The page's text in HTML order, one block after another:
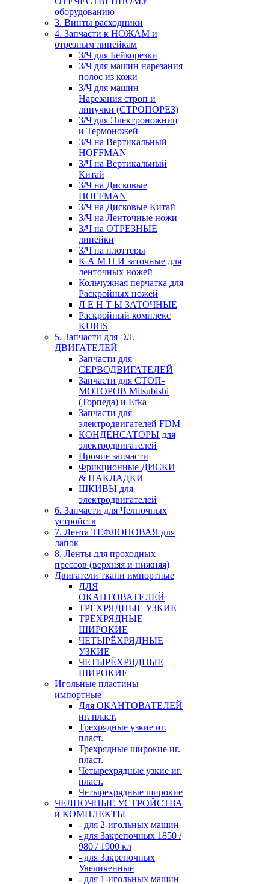
оборудованию
3. Винты расходники
4. Запчасти к НОЖАМ и
отрезным линейкам
З/Ч для Бейкорезки
З/Ч для машин нарезания
полос из кожи
З/Ч для машин
Нарезания строп и
липучки (СТРОПОРЕЗ)
З/Ч для Электроножниц
и Термоножей
З/Ч на Вертикальный
HOFFMAN
З/Ч на Вертикальный
Китай
З/Ч на Дисковые
HOFFMAN
З/Ч на Дисковые Китай
З/Ч на Ленточные ножи
З/Ч на ОТРЕЗНЫЕ
линейки
З/Ч на плоттеры
К А М Н И заточные для
ленточных ножей
Кольчужная перчатка для
Раскройных ножей
Л Е Н Т Ы ЗАТОЧНЫЕ
Раскройный комплекс
KURIS
5. Запчасти для ЭЛ.
ДВИГАТЕЛЕЙ
Запчасти для
СЕРВОДВИГАТЕЛЕЙ
Запчасти для СТОП-
МОТОРОВ Mitsubishi
(Торпеда) и Efka
Запчасти для
электродвигателей FDM
КОНДЕНСАТОРЫ для
электродвигателей
Прочие запчасти
Фрикционные ДИСКИ
& НАКЛАДКИ
ШКИВЫ для
электродвигателей
6. Запчасти для Челночных
устройств
7. Лента ТЕФЛОНОВАЯ для
лапок
8. Ленты для проходных
прессов (верхняя и нижняя)
Двигатели ткани импортные
ДЛЯ
ОКАНТОВАТЕЛЕЙ
ТРЁХРЯДНЫЕ УЗКИЕ
ТРЁХРЯДНЫЕ
ШИРОКИЕ
ЧЕТЫРЁХРЯДНЫЕ
УЗКИЕ
ЧЕТЫРЁХРЯДНЫЕ
ШИРОКИЕ
Игольные пластины
импортные
Для ОКАНТОВАТЕЛЕЙ
иг. пласт.
Трехрядные узкие иг.
пласт.
Трехрядные широкие иг.
пласт.
Четырехрядные узкие иг.
пласт.
Четырехрядные широкие
ЧЕЛНОЧНЫЕ УСТРОЙСТВА
и КОМПЛЕКТЫ
- для 2-игольных машин
- для Закрепочных 1850 /
980 / 1900 кл
- для Закрепочных
Увеличенные
- для 1-игольных машин